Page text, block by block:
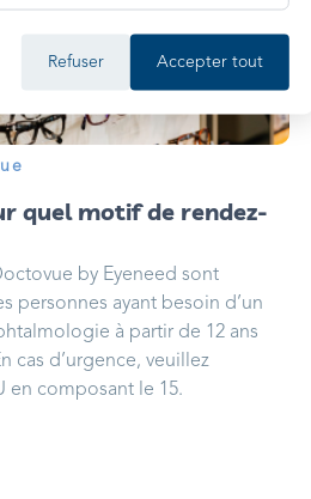
quel motif de rendez-
by Eyeneed sont
personnes ayant besoin d’un
à partir de 12 ans
cas d’urgence, veuillez
en composant le 15.
Refuser Accepter tout